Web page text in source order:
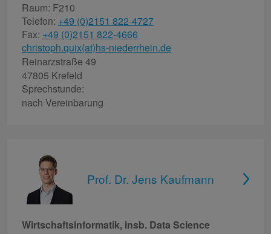
Raum: F210
Telefon: +49 (0)2151 822-4727
Fax: +49 (0)2151 822-4666
christoph.quix(at)hs-niederrhein.de
Reinarzstraße 49
47805 Krefeld
Sprechstunde:
nach Vereinbarung
Prof. Dr. Jens Kaufmann
Wirtschaftsinformatik, insb. Data Science